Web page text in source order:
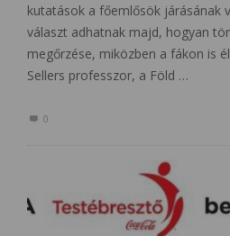
kutatások a főemlősök járásának
választ adhatnak majd, hogyan
megőrzése, miközben a fákon is
Sellers professzor, a Föld …
0